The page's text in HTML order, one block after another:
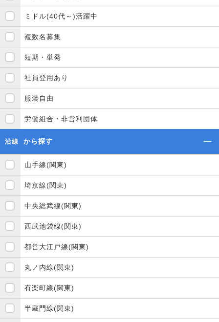
ミドル(40代～)活躍中
複数名募集
短期・単発
社員登用あり
服装自由
労働組合・非営利団体
沿線 から探す
山手線(関東)
埼京線(関東)
中央総武線(関東)
西武池袋線(関東)
都営大江戸線(関東)
丸ノ内線(関東)
有楽町線(関東)
半蔵門線(関東)